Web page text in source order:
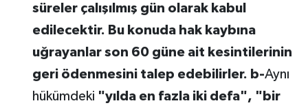
süreler çalışılmış gün olarak kabul
edilecektir. Bu konuda hak kaybına
uğrayanlar son 60 güne ait kesintilerinin
geri ödenmesini talep edebilirler. b-Aynı
hükümdeki "yılda en fazla iki defa", "bir